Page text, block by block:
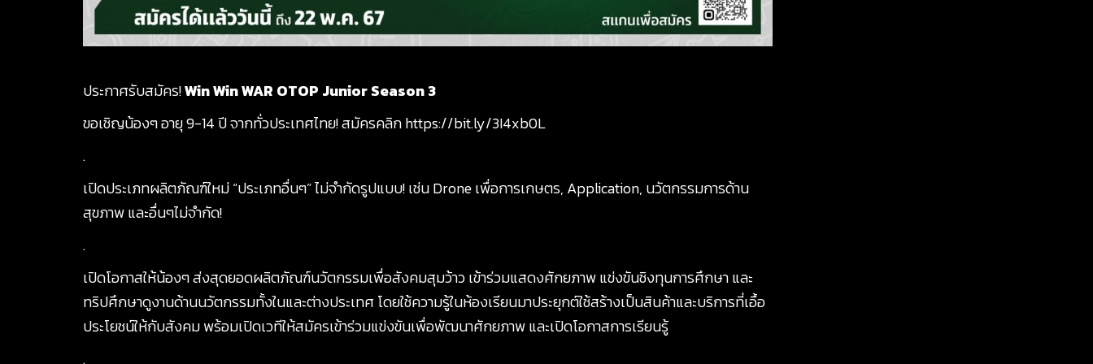
ประกาศรับสมัคร!Win Win WAR OTOP Junior Season 3
ขอเชิญน้องๆ อายุ 9-14 ปี จากทั่วประเทศไทย! สมัครคลิกhttps://bit.ly/3I4xb0L
.
เปิดประเภทผลิตภัณฑ์ใหม่ “ประเภทอื่นๆ” ไม่จำกัดรูปแบบ! เช่น Drone เพื่อการเกษตร, Application, นวัตกรรมการด้าน
สุขภาพ และอื่นๆไม่จำกัด!
.
เปิดโอกาสให้น้องๆ ส่งสุดยอดผลิตภัณฑ์นวัตกรรมเพื่อสังคมสุมว้าว เข้าร่วมแสดงศักยภาพ แข่งขันชิงทุนการศึกษา และ
ทริปศึกษาดูงานด้านนวัตกรรมทั้งในและต่างประเทศ โดยใช้ความรู้ในห้องเรียนมาประยุกต์ใช้สร้างเป็นสินค้าและบริการที่เอื้อ
ประโยชน์ให้กับสังคม พร้อมเปิดเวทีให้สมัครเข้าร่วมแข่งขันเพื่อพัฒนาศักยภาพ และเปิดโอกาสการเรียนรู้
.